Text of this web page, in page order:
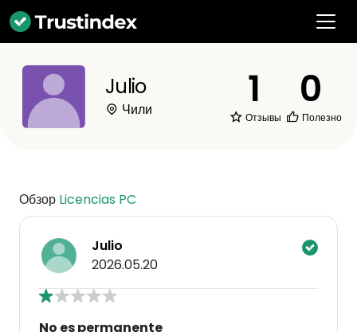
Julio
Чили 1
Отзывы
0
Полезно
Обзор Licencias PC
Julio
2026.05.20
No es permanente